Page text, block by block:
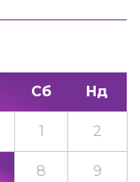
Сб Нд
1 2
8 9